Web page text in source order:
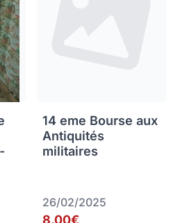
14 eme Bourse aux
Antiquités
militaires
26/02/2025